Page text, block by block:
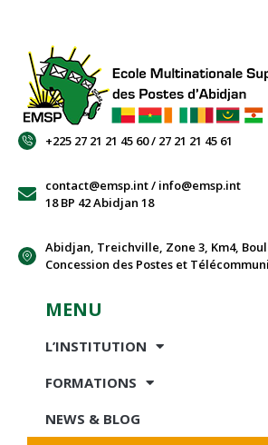
+225 27 21 21 45 60 / 27 21 21 45 61
contact@emsp.int / info@emsp.int
18 BP 42 Abidjan 18
Abidjan, Treichville, Zone 3, Km4,
Concession des Postes et
MENU
L’INSTITUTION
FORMATIONS
NEWS & BLOG